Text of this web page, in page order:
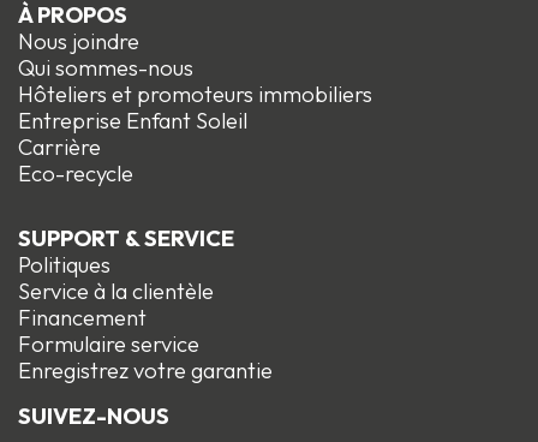
À PROPOS
Nous joindre
Qui sommes-nous
Hôteliers et promoteurs immobiliers
Entreprise Enfant Soleil
Carrière
Eco-recycle
SUPPORT & SERVICE
Politiques
Service à la clientèle
Financement
Formulaire service
Enregistrez votre garantie
SUIVEZ-NOUS